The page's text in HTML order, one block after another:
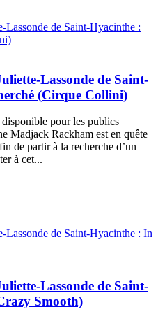
Lassonde de Saint-
(Cirque Collini)
pour les publics
Madjack Rackham est en quête
de partir à la recherche d’un
à cet...
Lassonde de Saint-
Smooth)